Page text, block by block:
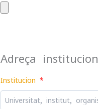
Adreça
Institucion *